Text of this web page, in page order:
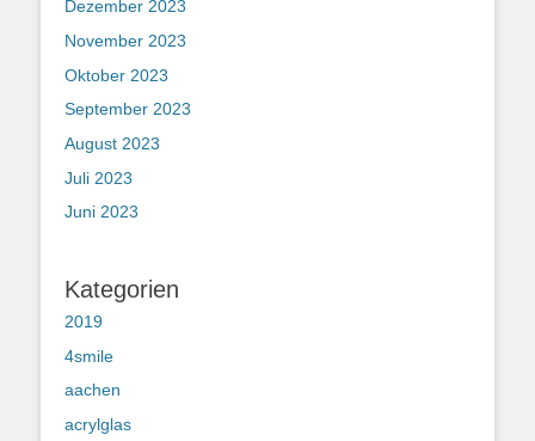
Dezember 2023
November 2023
Oktober 2023
September 2023
August 2023
Juli 2023
Juni 2023
Kategorien
2019
4smile
aachen
acrylglas